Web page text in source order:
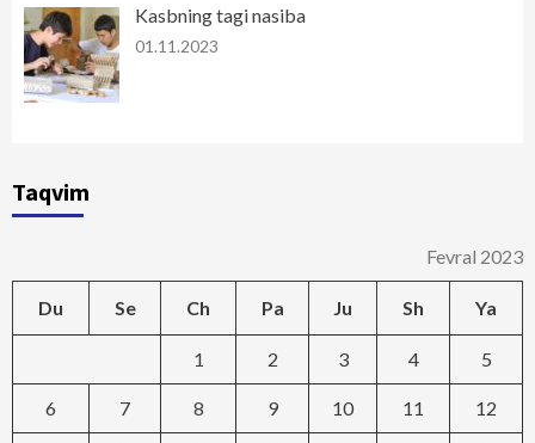
Kasbning tagi nasiba
01.11.2023
Taqvim
Fevral 2023
Du Se Ch Pa Ju Sh Ya
1 2 3 4 5
6 7 8 9 10 11 12